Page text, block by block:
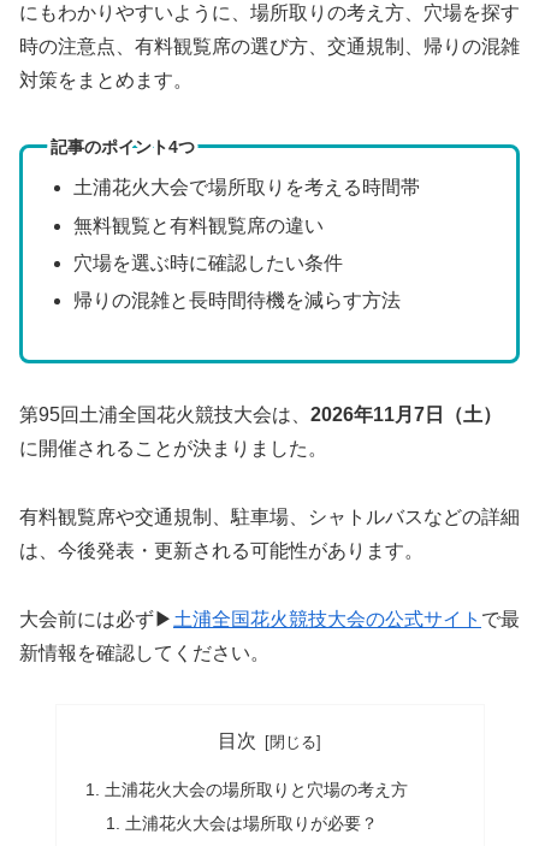
にもわかりやすいように、場所取りの考え方、穴場を探す
時の注意点、有料観覧席の選び方、交通規制、帰りの混雑
対策をまとめます。
記事のポイント4つ
土浦花火大会で場所取りを考える時間帯
無料観覧と有料観覧席の違い
穴場を選ぶ時に確認したい条件
帰りの混雑と長時間待機を減らす方法
第95回土浦全国花火競技大会は、 2026年11月7日（土）
に開催されることが決まりました。
有料観覧席や交通規制、駐車場、シャトルバスなどの詳細
は、今後発表・更新される可能性があります。
大会前には必ず▶ 土浦全国花火競技大会の公式サイ ト で最
新情報を確認してください。
目次
土浦花火大会の場所取りと穴場の考え方
土浦花火大会は場所取りが必要？